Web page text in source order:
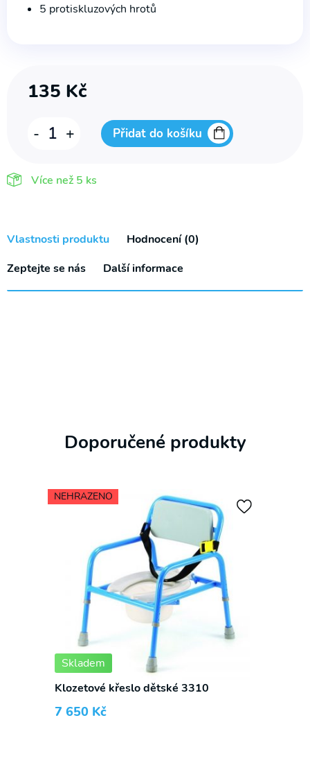
5 protiskluzových hrotů
135 Kč
- Nástavec
protiskluzový
pětihrotý
množství
+ Přidat do košíku
Více než 5 ks
Vlastnosti produktu
Hodnocení (0)
Zeptejte se nás
Další informace
Doporučené produkty
Skladem
NEHRAZENO
Klozetové křeslo dětské 3310
7 650 Kč